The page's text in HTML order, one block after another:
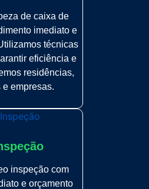
de caixa de
imediato e
técnicas
eficiência e
residências,
empresas.
inspeção com
e orçamento